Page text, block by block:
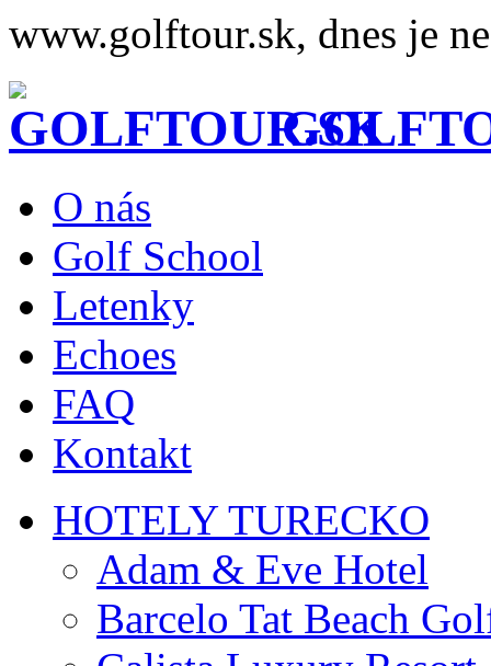
www.golftour.sk, dnes je
O nás
Golf School
Letenky
Echoes
FAQ
Kontakt
HOTELY TURECKO
Adam & Eve Hotel
Barcelo Tat Beach